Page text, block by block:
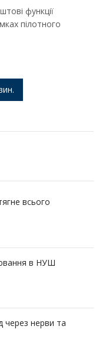
функції
пілотного
всього
в НУШ
через нерви та